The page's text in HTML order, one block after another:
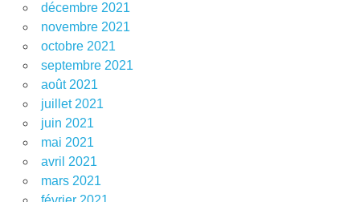
décembre 2021
novembre 2021
octobre 2021
septembre 2021
août 2021
juillet 2021
juin 2021
mai 2021
avril 2021
mars 2021